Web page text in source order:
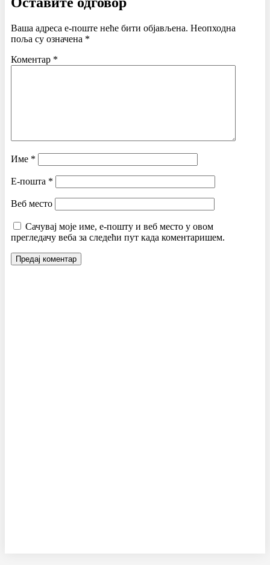
Ваша адреса е-поште неће бити објављена. Неопходна
поља су означена *
Коментар *
Име *
Е-пошта *
Веб место
Сачувај моје име, е-пошту и веб место у овом
прегледачу веба за следећи пут када коментаришем.